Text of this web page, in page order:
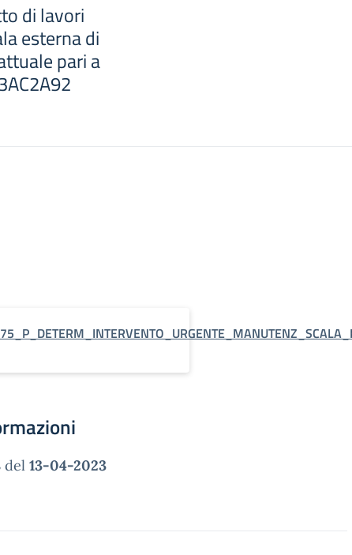
di lavori
esterna di
pari a
del 13-04-2023